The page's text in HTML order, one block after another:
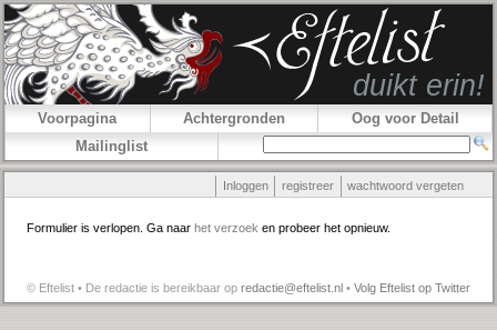
Voorpagina Achtergronden
Oog voor Detail
Mailinglist
Inloggen registreer wachtwoord vergeten
Formulier is verlopen. Ga naar het verzoek en probeer het opnieuw.
© Eftelist • De redactie is bereikbaar op redactie@eftelist.nl • Volg Eftelist op Twitter